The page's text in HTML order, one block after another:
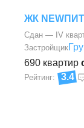
ЖК
Сдан — IV
690 квартир
Застройщик
Рейтинг: 3.4